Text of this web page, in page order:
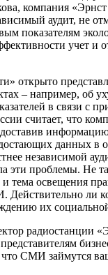
компания
аудит, не
показателям
учет и
открыто
– например, об
в связи с
считает, что
данных в
независимой
эти проблемы. Не
и тема освещения
Действительно ли
их
радиостанции
представителям
что СМИ займутся